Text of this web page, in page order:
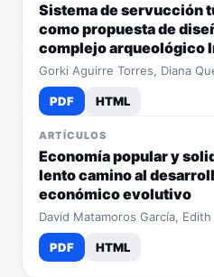
Sistema de servucción
como propuesta de
complejo arqueológico
Gorki Aguirre Torres, Diana
PDF HTML
ARTÍCULOS
Economía popular y
lento camino al
económico evolutivo
David Matamoros García,
PDF HTML